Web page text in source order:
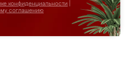
конфиденциальности
соглашению